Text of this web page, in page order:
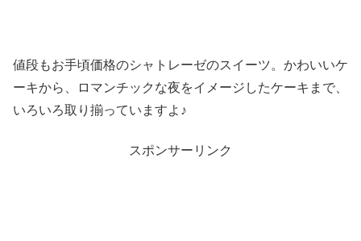
値段もお手頃価格のシャトレーゼのスイーツ。かわいいケ
ーキから、ロマンチックな夜をイメージしたケーキまで、
いろいろ取り揃っていますよ♪
スポンサーリンク